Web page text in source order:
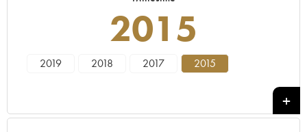
2015
2019 2018 2017 2015